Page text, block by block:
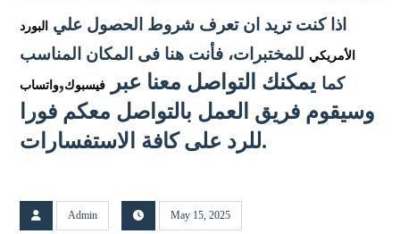
اذا كنت تريد ان تعرف شروط الحصول علي البورد
الأمريكي للمختبرات، فأنت هنا فى المكان المناسب
كما يمكنك التواصل معنا عبر فيسبوك,واتساب
وسيقوم فريق العمل بالتواصل معكم فورا
للرد على كافة الاستفسارات.
Admin May 15, 2025